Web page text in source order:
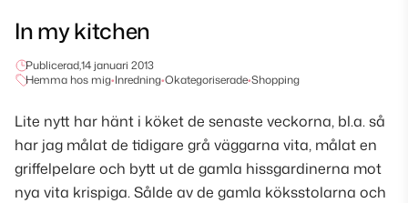
In my kitchen
Publicerad,14 januari 2013
Hemma hos mig•Inredning•Okategoriserade•Shopping
Lite nytt har hänt i köket de senaste veckorna, bl.a. så
har jag målat de tidigare grå väggarna vita, målat en
griffelpelare och bytt ut de gamla hissgardinerna mot
nya vita krispiga. Sålde av de gamla köksstolarna och